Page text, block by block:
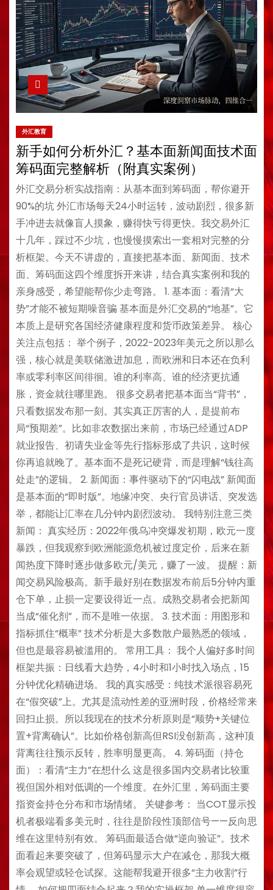
外汇教育
新手如何分析外汇？基本面新闻面技术面
筹码面完整解析（附真实案例）
外汇交易分析实战指南：从基本面到筹码面，帮你避开
90%的坑 外汇市场每天24小时运转，波动剧烈，很多新
手冲进去就像盲人摸象，赚得快亏得更快。我交易外汇
十几年，踩过不少坑，也慢慢摸索出一套相对完整的分
析框架。今天不讲虚的，直接把基本面、新闻面、技术
面、筹码面这四个维度拆开来讲，结合真实案例和我的
亲身感受，希望能帮你少走弯路。 1. 基本面：看清“大
势”才能不被短期噪音骗 基本面是外汇交易的“地基”。它
本质上是研究各国经济健康程度和货币政策差异。 核心
关注点包括： 举个例子，2022-2023年美元之所以那么
强，核心就是美联储激进加息，而欧洲和日本还在负利
率或零利率区间徘徊。谁的利率高、谁的经济更抗通
胀，资金就往哪里跑。 很多交易者把基本面当“背书”，
只看数据发布那一刻。其实真正厉害的人，是提前布
局“预期差”。比如非农数据出来前，市场已经通过ADP
就业报告、初请失业金等先行指标形成了共识，这时候
你再追就晚了。基本面不是死记硬背，而是理解“钱往高
处走”的逻辑。 2. 新闻面：事件驱动下的“闪电战” 新闻面
是基本面的“即时版”。地缘冲突、央行官员讲话、突发选
举，都能让汇率在几分钟内剧烈波动。 我特别注意三类
新闻： 真实经历：2022年俄乌冲突爆发初期，欧元一度
暴跌，但我观察到欧洲能源危机被过度定价，后来在新
闻热度下降时逐步做多欧元/美元，赚了一波。 提醒：新
闻交易风险极高。新手最好别在数据发布前后5分钟内重
仓下单，止损一定要设得近一点。成熟交易者会把新闻
当成“催化剂”，而不是唯一依据。 3. 技术面：用图形和
指标抓住“概率” 技术分析是大多数散户最熟悉的领域，
但也是最容易被滥用的。 常用工具： 我个人偏好多时间
框架共振：日线看大趋势，4小时和1小时找入场点，15
分钟优化精确进场。 我的真实感受：纯技术派很容易死
在“假突破”上。尤其是流动性差的亚洲时段，价格经常来
回扫止损。所以我现在的技术分析原则是“顺势+关键位
置+背离确认”。比如价格创新高但RSI没创新高，这种顶
背离往往预示反转，胜率明显更高。 4. 筹码面（持仓
面）：看清“主力”在想什么 这是很多国内交易者比较重
视但国外相对低调的一个维度。在外汇里，筹码面主要
指资金持仓分布和市场情绪。 关键参考： 当COT显示投
机者极端看多美元时，往往是阶段性顶部信号——反向思
维在这里特别有效。 筹码面最适合做“逆向验证”。技术
面看起来要突破了，但筹码显示大户在减仓，那我大概
率会观望或轻仓试探。这能帮我避开很多“主力收割”行